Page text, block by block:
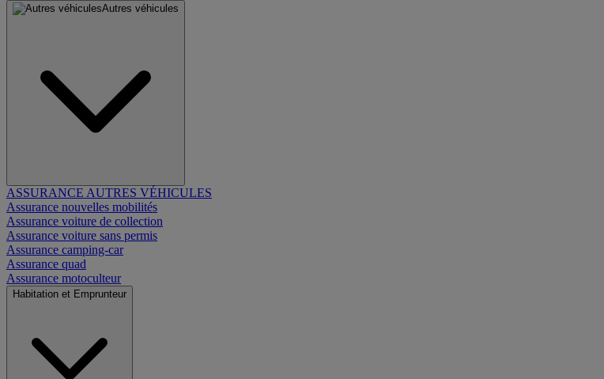
Autres véhicules
ASSURANCE AUTRES VÉHICULES
Assurance nouvelles mobilités
Assurance voiture de collection
Assurance voiture sans permis
Assurance camping-car
Assurance quad
Assurance motoculteur
Habitation et Emprunteur